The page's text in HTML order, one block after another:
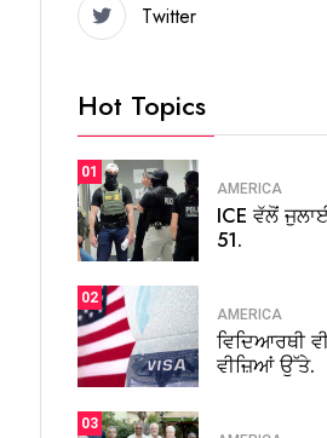
Twitter
Hot Topics
01
AMERICA
ICE ਵੱਲੋਂ
51.
02
AMERICA
ਵਿਦਿਆਰਥੀ
ਵੀਜ਼ਿਆਂ ਉੱਤੇ.
03